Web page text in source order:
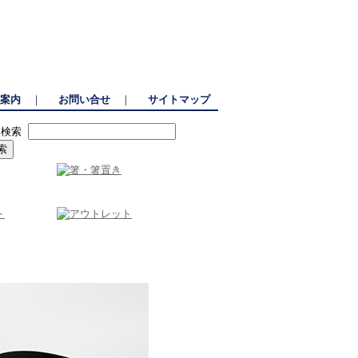
内 ｜ お問い合せ ｜ サイトマップ
索